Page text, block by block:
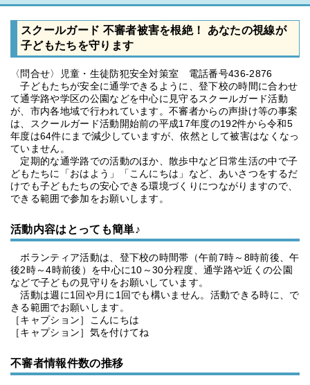
スクールガード 不審者被害を根絶！ あなたの視線が
子どもたちを守ります
〈問合せ〉児童・生徒防犯安全対策室 電話番号436-2876
子どもたちが安全に通学できるように、登下校の時間に合わせ
て通学路や学区の公園などを中心に見守るスクールガード活動
が、市内各地域で行われています。不審者からの声掛け等の事案
は、スクールガード活動開始前の平成17年度の192件から令和5
年度は64件にまで減少していますが、依然として被害はなくなっ
ていません。
定期的な通学路での活動のほか、散歩中など日常生活の中で子
どもたちに「おはよう」「こんにちは」など、あいさつをするだ
けでも子どもたちの安心できる環境づくりにつながりますので、
できる範囲で参加をお願いします。
活動内容はとっても簡単♪
ボランティア活動は、登下校の時間帯（午前7時～8時前後、午
後2時～4時前後）を中心に10～30分程度、通学路や近くの公園
などで子どもの見守りをお願いしています。
活動は週に1回や月に1回でも構いません。活動できる時に、で
きる範囲でお願いします。
［キャプション］こんにちは
［キャプション］気を付けてね
不審者情報件数の推移